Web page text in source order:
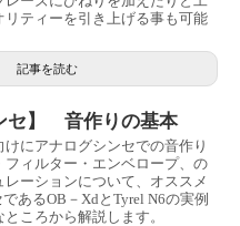
リティーを引き上げる事も可能
記事を読む
セ】 音作りの基本
にアナログシンセでの音作り
フィルター・エンベロープ、の
ーションについて、オススメ
あるOB－XdとTyrel N6の実例
ころから解説します。